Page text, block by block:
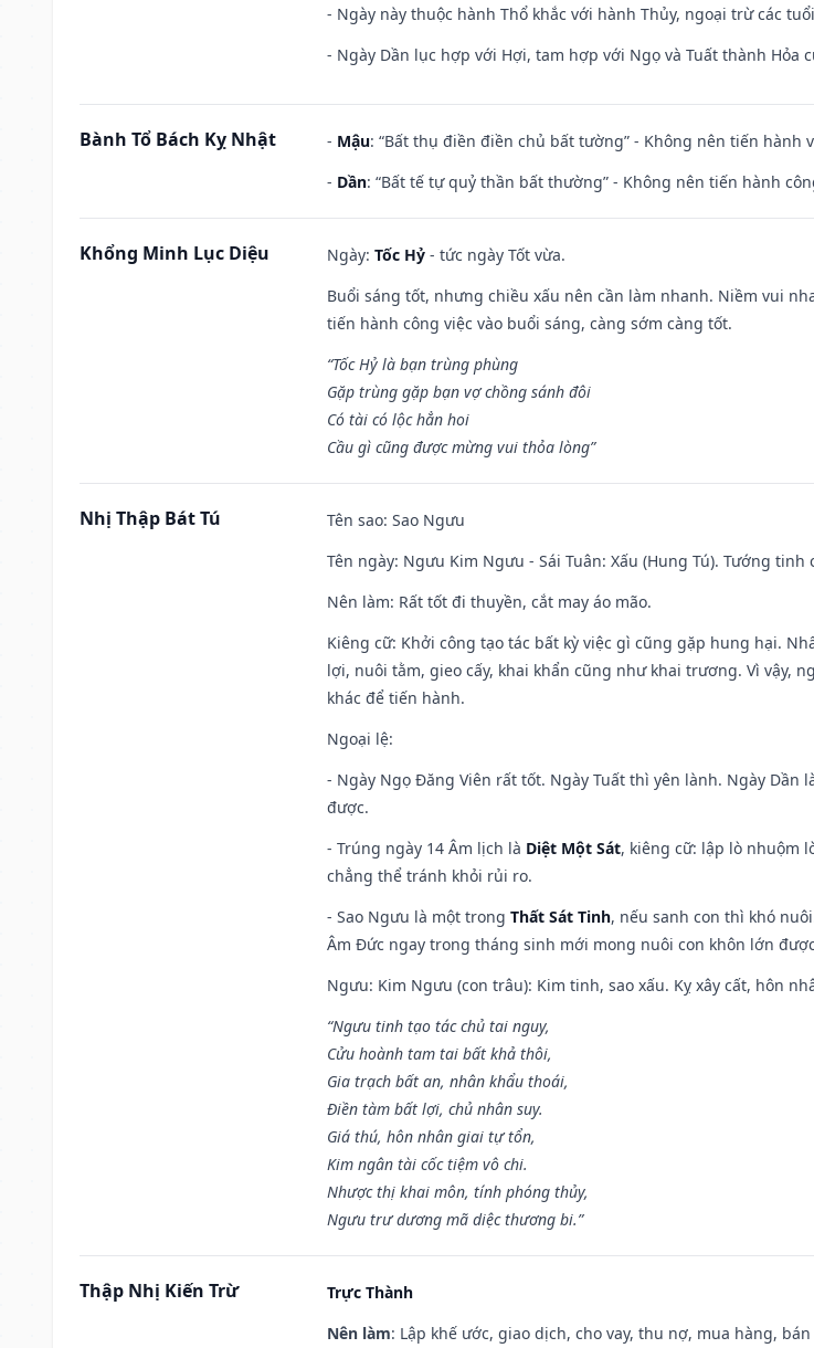
- Ngày này thuộc hành Thổ khắc với hành Thủy, ngoại trừ các
- Ngày Dần lục hợp với Hợi, tam hợp với Ngọ và Tuất thành Hỏa
Bành Tổ Bách Kỵ Nhật - Mậu: “Bất thụ điền điền chủ bất tường” - Không nên tiến
- Dần: “Bất tế tự quỷ thần bất thường” - Không nên tiến hành
Khổng Minh Lục Diệu Ngày: Tốc Hỷ - tức ngày Tốt vừa.
Buổi sáng tốt, nhưng chiều xấu nên cần làm nhanh. Niềm vui
tiến hành công việc vào buổi sáng, càng sớm càng tốt.
“Tốc Hỷ là bạn trùng phùng
Gặp trùng gặp bạn vợ chồng sánh đôi
Có tài có lộc hẳn hoi
Cầu gì cũng được mừng vui thỏa lòng”
Nhị Thập Bát Tú Tên sao: Sao Ngưu
Tên ngày: Ngưu Kim Ngưu - Sái Tuân: Xấu (Hung Tú). Tướng
Nên làm: Rất tốt đi thuyền, cắt may áo mão.
Kiêng cữ: Khởi công tạo tác bất kỳ việc gì cũng gặp hung hại.
lợi, nuôi tằm, gieo cấy, khai khẩn cũng như khai trương. Vì vậy,
khác để tiến hành.
Ngoại lệ:
- Ngày Ngọ Đăng Viên rất tốt. Ngày Tuất thì yên lành. Ngày
được.
- Trúng ngày 14 Âm lịch là Diệt Một Sát, kiêng cữ: lập lò nhuộm
chẳng thể tránh khỏi rủi ro.
- Sao Ngưu là một trong Thất Sát Tinh, nếu sanh con thì khó
Âm Đức ngay trong tháng sinh mới mong nuôi con khôn lớn
Ngưu: Kim Ngưu (con trâu): Kim tinh, sao xấu. Kỵ xây cất, hôn
“Ngưu tinh tạo tác chủ tai nguy,
Cửu hoành tam tai bất khả thôi,
Gia trạch bất an, nhân khẩu thoái,
Điền tàm bất lợi, chủ nhân suy.
Giá thú, hôn nhân giai tự tổn,
Kim ngân tài cốc tiệm vô chi.
Nhược thị khai môn, tính phóng thủy,
Ngưu trư dương mã diệc thương bi.”
Thập Nhị Kiến Trừ
Trực Thành
Nên làm: Lập khế ước, giao dịch, cho vay, thu nợ, mua hàng,